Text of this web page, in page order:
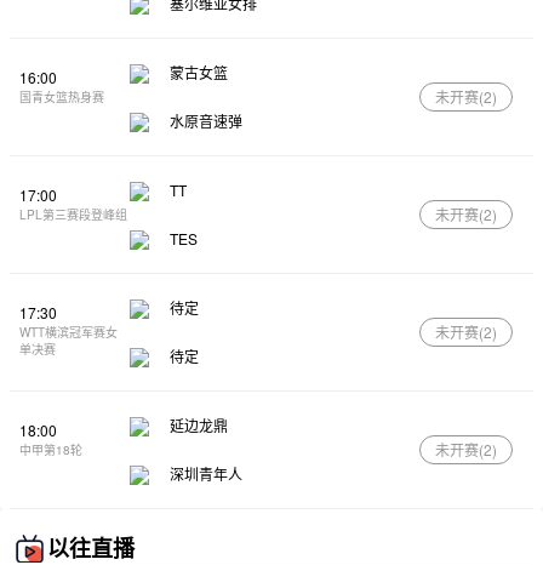
16:00
国青女篮热身赛
蒙古女篮
水原音速弹
未开赛(2)
17:00
LPL第三赛段登峰组
TT
TES
未开赛(2)
17:30
WTT横滨冠军赛女
单决赛
待定
待定
未开赛(2)
18:00
中甲第18轮
延边龙鼎
深圳青年人
未开赛(2)
以往直播